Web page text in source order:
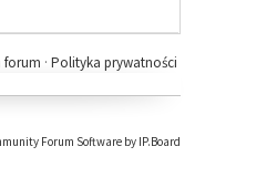
Polityka prywatności
forum ·
Forum Software by IP.Board